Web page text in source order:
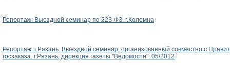
Репортаж: Выездной семинар по 223-ФЗ. г.Коломна
Репортаж: г.Рязань. Выездной семинар, организованный совместно с
госзаказа. г.Рязань, дирекция газеты "Ведомости". 05/2012